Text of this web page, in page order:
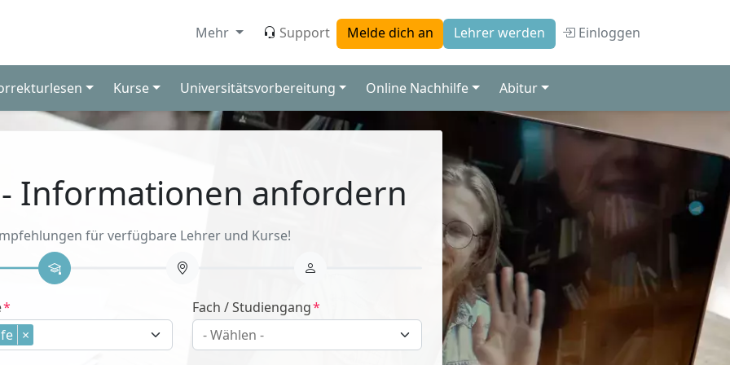
Mehr Support Melde dich an Lehrer werden Einloggen
Kurse Universitätsvorbereitung Online Nachhilfe Abitur
Informationen anfordern
für verfügbare Lehrer und Kurse!
×
Fach / Studiengang